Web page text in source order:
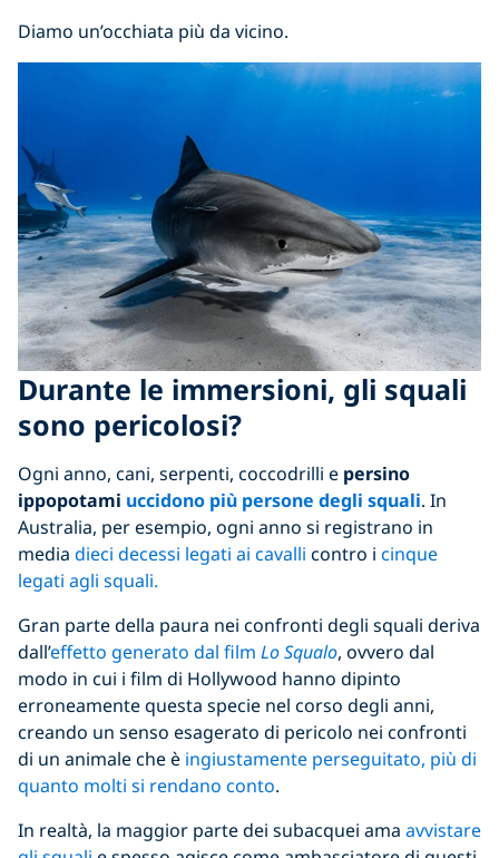
Diamo un’occhiata più da vicino.
Durante le immersioni, gli squali
sono pericolosi?
Ogni anno, cani, serpenti, coccodrilli e persino
ippopotami uccidono più persone degli squali. In
Australia, per esempio, ogni anno si registrano in
media dieci decessi legati ai cavalli contro i cinque
legati agli squali.
Gran parte della paura nei confronti degli squali deriva
dall’effetto generato dal film Lo Squalo, ovvero dal
modo in cui i film di Hollywood hanno dipinto
erroneamente questa specie nel corso degli anni,
creando un senso esagerato di pericolo nei confronti
di un animale che è ingiustamente perseguitato, più di
quanto molti si rendano conto.
In realtà, la maggior parte dei subacquei ama avvistare